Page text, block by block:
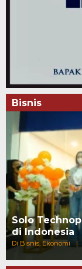
Bisnis
Solo
di Indonesia
Di Bisnis, Ekonomi |